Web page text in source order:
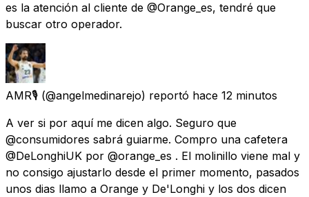
es la atención al cliente de @Orange_es, tendré que
buscar otro operador.
AMR🎙 (@angelmedinarejo) reportó hace 12 minutos
A ver si por aquí me dicen algo. Seguro que
@consumidores sabrá guiarme. Compro una cafetera
@DeLonghiUK por @orange_es . El molinillo viene mal y
no consigo ajustarlo desde el primer momento, pasados
unos dias llamo a Orange y De'Longhi y los dos dicen